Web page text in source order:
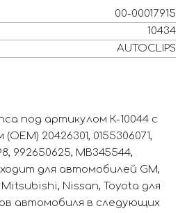
00-00017915
10434
AUTOCLIPS
под артикулом К-10044 с
20426301, 0155306071,
992650625, MB345544,
для автомобилей GM,
Nissan, Toyota для
автомобиля в следующих